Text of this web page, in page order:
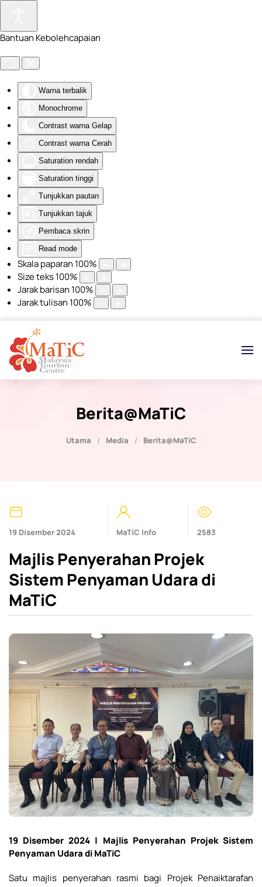
Bantuan Kebolehcapaian
Warna terbalik
Monochrome
Contrast warna Gelap
Contrast warna Cerah
Saturation rendah
Saturation tinggi
Tunjukkan pautan
Tunjukkan tajuk
Pembaca skrin
Read mode
Skala paparan 100%
Size teks100%
Jarak barisan 100%
Jarak tulisan 100%
Skip to main content
Berita@MaTiC
Utama Media Berita@MaTiC
19 Disember 2024 MaTiC Info 2583
Majlis Penyerahan Projek
Sistem Penyaman Udara di
MaTiC
19 Disember 2024 | Majlis Penyerahan Projek Sistem
Penyaman Udara di MaTiC
Satu majlis penyerahan rasmi bagi Projek Penaiktarafan